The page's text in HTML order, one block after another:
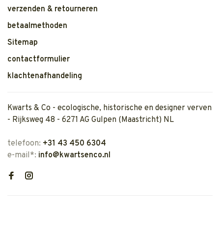
verzenden & retourneren
betaalmethoden
Sitemap
contactformulier
klachtenafhandeling
Kwarts & Co - ecologische, historische en designer verven
- Rijksweg 48 - 6271 AG Gulpen (Maastricht) NL
telefoon: +31 43 450 6304
e-mail*: info@kwartsenco.nl